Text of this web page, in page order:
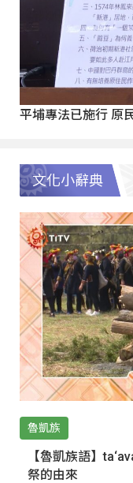
平埔專法已施行 原
文化小辭典
魯凱族
【魯凱族語】
祭的由來